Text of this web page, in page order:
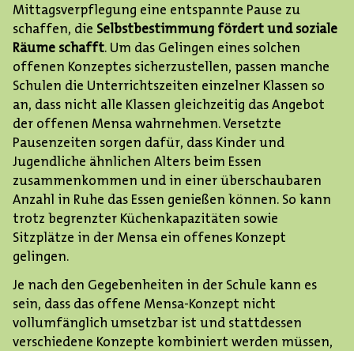
Mittagsverpflegung eine entspannte Pause zu
schaffen, die Selbstbestimmung fördert und soziale
Räume schafft. Um das Gelingen eines solchen
offenen Konzeptes sicherzustellen, passen manche
Schulen die Unterrichtszeiten einzelner Klassen so
an, dass nicht alle Klassen gleichzeitig das Angebot
der offenen Mensa wahrnehmen. Versetzte
Pausenzeiten sorgen dafür, dass Kinder und
Jugendliche ähnlichen Alters beim Essen
zusammenkommen und in einer überschaubaren
Anzahl in Ruhe das Essen genießen können. So kann
trotz begrenzter Küchenkapazitäten sowie
Sitzplätze in der Mensa ein offenes Konzept
gelingen.
Je nach den Gegebenheiten in der Schule kann es
sein, dass das offene Mensa-Konzept nicht
vollumfänglich umsetzbar ist und stattdessen
verschiedene Konzepte kombiniert werden müssen,